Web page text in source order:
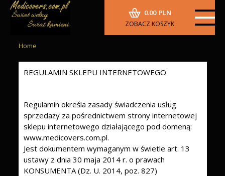
0.00 PLN
ZOBACZ KOSZYK
Home
REGULAMIN SKLEPU INTERNETOWEGO
Regulamin określa zasady świadczenia usług
sprzedaży za pośrednictwem strony internetowej
sklepu internetowego działającego pod domeną:
www.medicovers.com.pl.
Jest dokumentem wymaganym w świetle art. 13
ustawy z dnia 30 maja 2014 r. o prawach
KONSUMENTA (Dz. U. 2014, poz. 827)